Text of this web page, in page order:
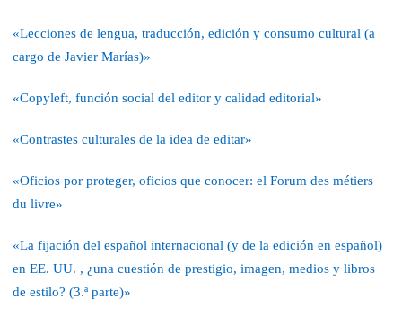
«Lecciones de lengua, traducción, edición y consumo cultural (a
cargo de Javier Marías)»
«Copyleft, función social del editor y calidad editorial»
«Contrastes culturales de la idea de editar»
«Oficios por proteger, oficios que conocer: el Forum des métiers
du livre»
«La fijación del español internacional (y de la edición en español)
en EE. UU. , ¿una cuestión de prestigio, imagen, medios y libros
de estilo? (3.ª parte)»